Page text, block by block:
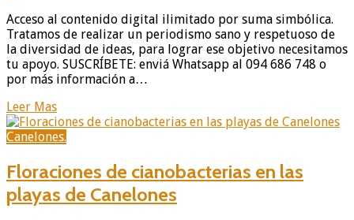
Acceso al contenido digital ilimitado por suma simbólica.
Tratamos de realizar un periodismo sano y respetuoso de
la diversidad de ideas, para lograr ese objetivo necesitamos
tu apoyo. SUSCRÍBETE: enviá Whatsapp al 094 686 748 o
por más información a…
Leer Mas
Canelones.
Floraciones de cianobacterias en las
playas de Canelones